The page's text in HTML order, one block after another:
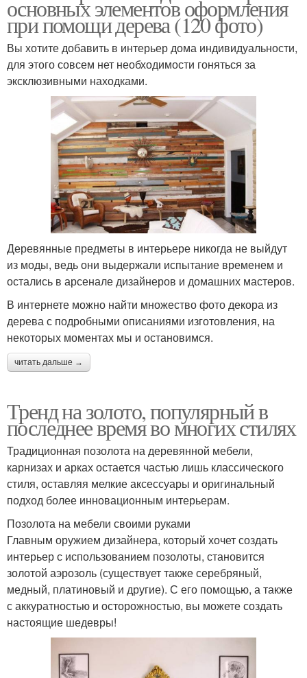
основных элементов оформления
при помощи дерева (120 фото)
Вы хотите добавить в интерьер дома индивидуальности,
для этого совсем нет необходимости гоняться за
эксклюзивными находками.
Деревянные предметы в интерьере никогда не выйдут
из моды, ведь они выдержали испытание временем и
остались в арсенале дизайнеров и домашних мастеров.
В интернете можно найти множество фото декора из
дерева с подробными описаниями изготовления, на
некоторых моментах мы и остановимся.
читать дальше →
Тренд на золото, популярный в
последнее время во многих стилях
Традиционная позолота на деревянной мебели,
карнизах и арках остается частью лишь классического
стиля, оставляя мелкие аксессуары и оригинальный
подход более инновационным интерьерам.
Позолота на мебели своими руками
Главным оружием дизайнера, который хочет создать
интерьер с использованием позолоты, становится
золотой аэрозоль (существует также серебряный,
медный, платиновый и другие). С его помощью, а также
с аккуратностью и осторожностью, вы можете создать
настоящие шедевры!